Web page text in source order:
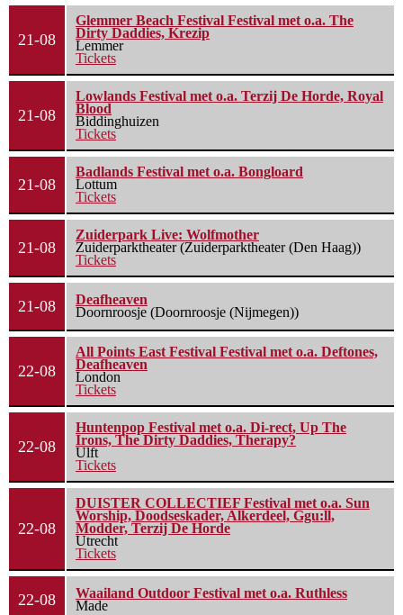
21-08
Glemmer Beach Festival Festival met o.a. The
Dirty Daddies, Krezip
Lemmer
Tickets
21-08
Lowlands Festival met o.a. Terzij De Horde, Royal
Blood
Biddinghuizen
Tickets
21-08
Badlands Festival met o.a. Bongloard
Lottum
Tickets
21-08
Zuiderpark Live: Wolfmother
Zuiderparktheater (Zuiderparktheater (Den Haag))
Tickets
21-08
Deafheaven
Doornroosje (Doornroosje (Nijmegen))
22-08
All Points East Festival Festival met o.a. Deftones,
Deafheaven
London
Tickets
22-08
Huntenpop Festival met o.a. Di-rect, Up The
Irons, The Dirty Daddies, Therapy?
Ulft
Tickets
22-08
DUISTER COLLECTIEF Festival met o.a. Sun
Worship, Doodseskader, Alkerdeel, Ggu:ll,
Modder, Terzij De Horde
Utrecht
Tickets
22-08
Waailand Outdoor Festival met o.a. Ruthless
Made